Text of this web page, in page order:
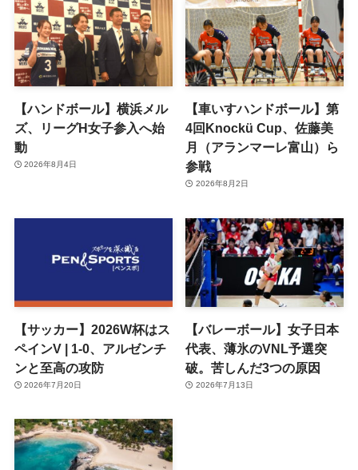
【ハンドボール】横浜メル
ズ、リーグH女子参入へ始
動
2026年8月4日
【車いすハンドボール】第
4回Knockü Cup、佐藤美
月（アランマーレ富山）ら
参戦
2026年8月2日
【サッカー】2026W杯はス
ペインV | 1-0、アルゼンチ
ンと至高の攻防
2026年7月20日
【バレーボール】女子日本
代表、薄氷のVNL予選突
破。苦しんだ3つの原因
2026年7月13日